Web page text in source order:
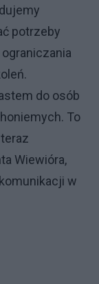
potrzeby
do osób
To
Wiewióra,
w